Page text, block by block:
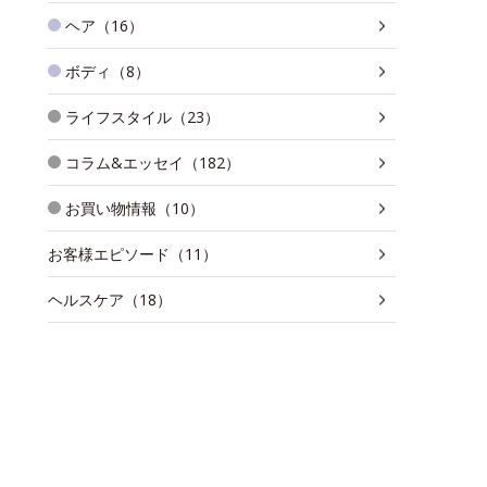
ヘア（16）
ボディ（8）
ライフスタイル（23）
コラム&エッセイ（182）
お買い物情報（10）
お客様エピソード（11）
ヘルスケア（18）